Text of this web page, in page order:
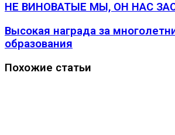
НЕ ВИНОВАТЫЕ МЫ, ОН НАС
Высокая награда за
образования
Похожие статьи